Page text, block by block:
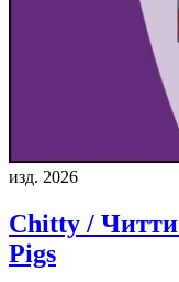
изд. 2026
Chitty / Читти
Pigs